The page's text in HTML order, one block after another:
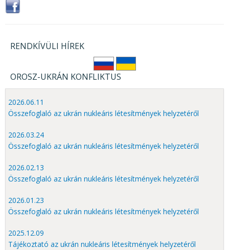
RENDKÍVÜLI HÍREK
OROSZ-UKRÁN KONFLIKTUS
2026.06.11
Összefoglaló az ukrán nukleáris létesítmények helyzetéről
2026.03.24
Összefoglaló az ukrán nukleáris létesítmények helyzetéről
2026.02.13
Összefoglaló az ukrán nukleáris létesítmények helyzetéről
2026.01.23
Összefoglaló az ukrán nukleáris létesítmények helyzetéről
2025.12.09
Tájékoztató az ukrán nukleáris létesítmények helyzetéről